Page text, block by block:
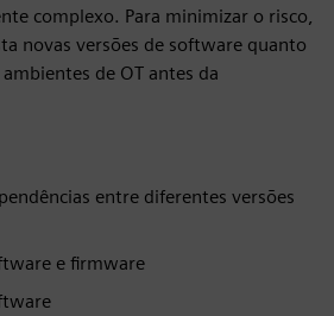
complexo. Para minimizar o risco,
novas versões de software quanto
de OT antes da
entre diferentes versões
e firmware